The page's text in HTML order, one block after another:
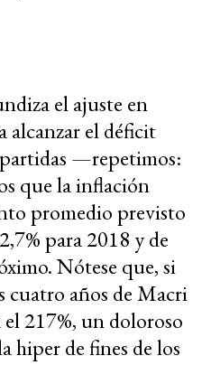
el ajuste en
alcanzar el déficit
partidas —repetimos:
que la inflación
promedio previsto
para 2018 y de
Nótese que, si
cuatro años de Macri
217%, un doloroso
hiper de fines de los